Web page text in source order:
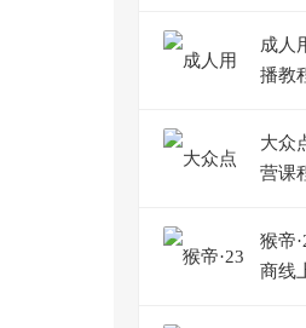
成人
播教
大众
营课
猴帝
商线